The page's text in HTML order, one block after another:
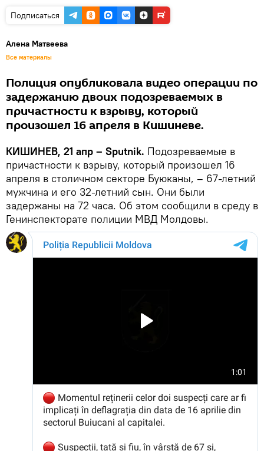
Подписаться
Алена Матвеева
Все материалы
Полиция опубликовала видео операции по
задержанию двоих подозреваемых в
причастности к взрыву, который
произошел 16 апреля в Кишиневе.
КИШИНЕВ, 21 апр – Sputnik. Подозреваемые в
причастности к взрыву, который произошел 16
апреля в столичном секторе Буюканы, – 67-летний
мужчина и его 32-летний сын. Они были
задержаны на 72 часа. Об этом сообщили в среду в
Генинспекторате полиции МВД Молдовы.